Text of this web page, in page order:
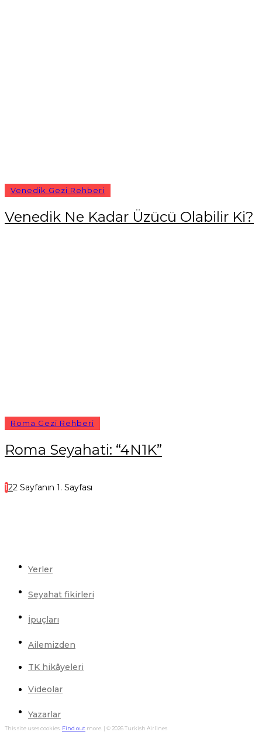
Venedik Gezi Rehberi
Venedik Ne Kadar Üzücü Olabilir Ki?
Roma Gezi Rehberi
Roma Seyahati: “4N1K”
122 Sayfanın 1. Sayfası
Yerler
Seyahat fikirleri
İpuçları
Ailemizden
TK hikâyeleri
Videolar
Yazarlar
This site uses cookies. Find out more. | © 2026 Turkish Airlines